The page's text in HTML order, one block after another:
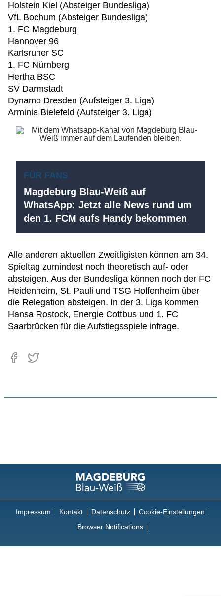
Holstein Kiel (Absteiger Bundesliga)
VfL Bochum (Absteiger Bundesliga)
1. FC Magdeburg
Hannover 96
Karlsruher SC
1. FC Nürnberg
Hertha BSC
SV Darmstadt
Dynamo Dresden (Aufsteiger 3. Liga)
Arminia Bielefeld (Aufsteiger 3. Liga)
FÜR FANS
Magdeburg Blau-Weiß auf
WhatsApp: Jetzt alle News rund um
den 1. FCM aufs Handy bekommen
Alle anderen aktuellen Zweitligisten können am 34.
Spieltag zumindest noch theoretisch auf- oder
absteigen. Aus der Bundesliga können noch der FC
Heidenheim, St. Pauli und TSG Hoffenheim über
die Relegation absteigen. In der 3. Liga kommen
Hansa Rostock, Energie Cottbus und 1. FC
Saarbrücken für die Aufstiegsspiele infrage.
Impressum Kontakt Datenschutz
Cookie-Einstellungen
Browser Notifications